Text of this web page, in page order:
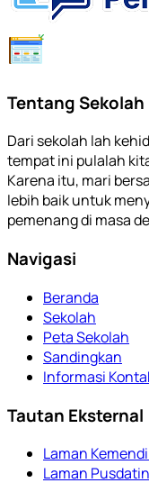
Tentang Sekolah
Dari sekolah lah
tempat ini pulalah
Karena itu, mari
lebih baik untuk
pemenang di masa
Navigasi
Beranda
Sekolah
Peta Sekolah
Sandingkan
Informasi
Tautan Eksternal
Laman
Laman Pusdatin